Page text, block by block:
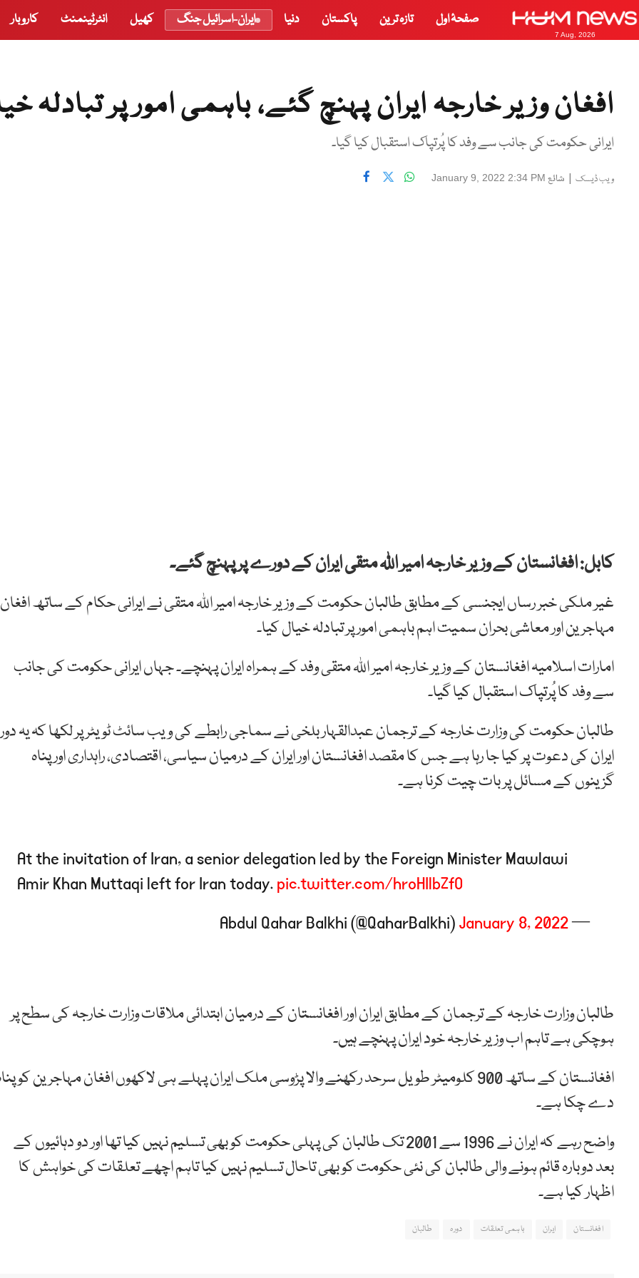
7 Aug, 2026
صفحۂ اول تازہ ترین پاکستان دنیا ایران-اسرائیل جنگ کھیل انٹرٹینمنٹ کاروبار
افغان وزیر خارجہ ایران پہنچ گئے، باہمی امور پر تبادلہ
ایرانی حکومت کی جانب سے وفد کا پُرتپاک استقبال کیا گیا۔
ویب ڈیسک | شائع January 9, 2022 2:34 PM
کابل: افغانستان کے وزیر خارجہ امیر اللہ متقی ایران کے دورے پر پہنچ گئے۔
غیر ملکی خبر رساں ایجنسی کے مطابق طالبان حکومت کے وزیر خارجہ امیر اللہ متقی نے ایرانی حکام کے ساتھ افغان
مہاجرین اور معاشی بحران سمیت اہم باہمی امور پر تبادلہ خیال کیا۔
امارات اسلامیہ افغانستان کے وزیر خارجہ امیر اللہ متقی وفد کے ہمراہ ایران پہنچے۔ جہاں ایرانی حکومت کی جانب
سے وفد کا پُرتپاک استقبال کیا گیا۔
طالبان حکومت کی وزارت خارجہ کے ترجمان عبدالقہار بلخی نے سماجی رابطے کی ویب سائٹ ٹویٹر پر لکھا کہ یہ
ایران کی دعوت پر کیا جا رہا ہے جس کا مقصد افغانستان اور ایران کے درمیان سیاسی، اقتصادی، راہداری اور پناہ
گزینوں کے مسائل پر بات چیت کرنا ہے۔
At the invitation of Iran, a senior delegation led by the Foreign Minister Mawlawi
Amir Khan Muttaqi left for Iran today.pic.twitter.com/hroHIlbZfO
— Abdul Qahar Balkhi (@QaharBalkhi)
January 8, 2022
طالبان وزارت خارجہ کے ترجمان کے مطابق ایران اور افغانستان کے درمیان ابتدائی ملاقات وزارت خارجہ کی سطح پر
ہوچکی ہے تاہم اب وزیر خارجہ خود ایران پہنچے ہیں۔
افغانستان کے ساتھ 900 کلومیٹر طویل سرحد رکھنے والا پڑوسی ملک ایران پہلے ہی لاکھوں افغان مہاجرین کو
دے چکا ہے۔
واضح رہے کہ ایران نے 1996 سے 2001 تک طالبان کی پہلی حکومت کو بھی تسلیم نہیں کیا تھا اور دو دہائیوں کے
بعد دوبارہ قائم ہونے والی طالبان کی نئی حکومت کو بھی تاحال تسلیم نہیں کیا تاہم اچھے تعلقات کی خواہش کا
اظہار کیا ہے۔
افغانستان ایران باہمی تعلقات دورہ طالبان